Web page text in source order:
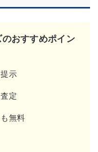
おすすめポイン
示
定
無料